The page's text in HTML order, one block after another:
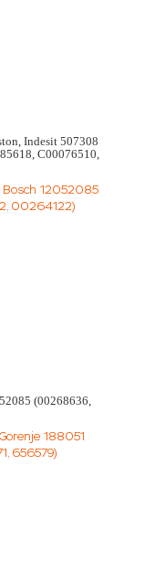
Indesit 507308
C00076510,
(00268636,